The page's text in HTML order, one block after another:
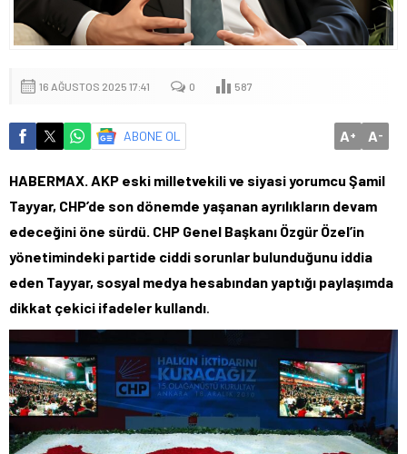
16 AĞUSTOS 2025 17:41 0 587
ABONE OL A+ A-
HABERMAX. AKP eski milletvekili ve siyasi yorumcu Şamil
Tayyar, CHP’de son dönemde yaşanan ayrılıkların devam
edeceğini öne sürdü. CHP Genel Başkanı Özgür Özel’in
yönetimindeki partide ciddi sorunlar bulunduğunu iddia
eden Tayyar, sosyal medya hesabından yaptığı paylaşımda
dikkat çekici ifadeler kullandı